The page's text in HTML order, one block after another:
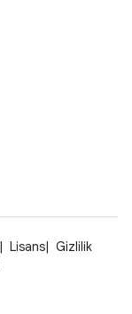
Lisans
Gizlilik